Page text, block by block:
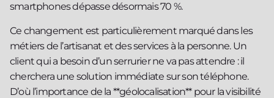
smartphones dépasse désormais 70 %.
Ce changement est particulièrement marqué dans les
métiers de l’artisanat et des services à la personne. Un
client qui a besoin d’un serrurier ne va pas attendre : il
cherchera une solution immédiate sur son téléphone.
D’où l’importance de la **géolocalisation** pour la visibilité